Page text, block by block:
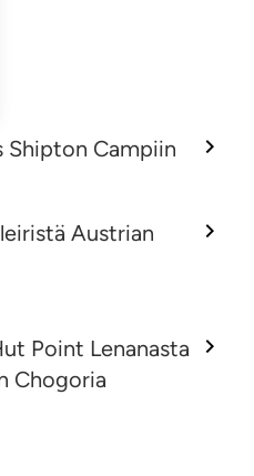
Shipton Campiin
Austrian
Point Lenanasta
Chogoria